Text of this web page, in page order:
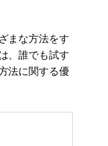
まな方法をす
、誰でも試す
法に関する優